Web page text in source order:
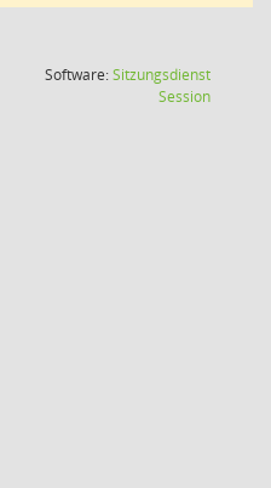
Software:Sitzungsdienst
Session(Wird in